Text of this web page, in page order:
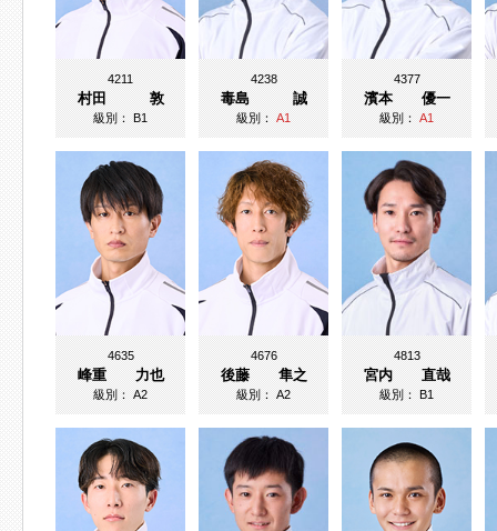
4211
村田 敦
級別：B1
4238
毒島 誠
級別：A1
4377
濱本 優一
級別：A1
4635
峰重 力也
級別：A2
4676
後藤 隼之
級別：A2
4813
宮内 直哉
級別：B1